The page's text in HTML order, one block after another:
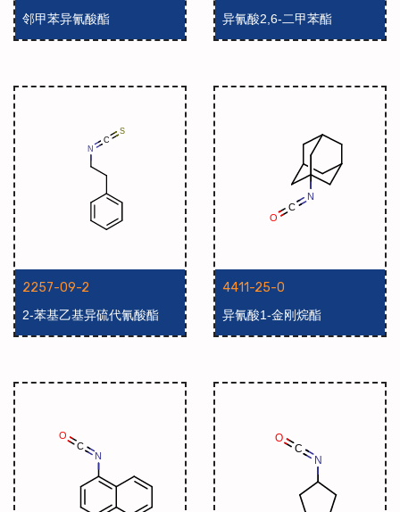
邻甲苯异氰酸酯 异氰酸2,6-二甲苯酯
2257-09-2
2-苯基乙基异硫代氰酸酯
4411-25-0
异氰酸1-金刚烷酯